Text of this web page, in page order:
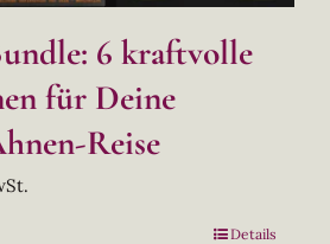
6 kraftvolle
für Deine
Reise
Details